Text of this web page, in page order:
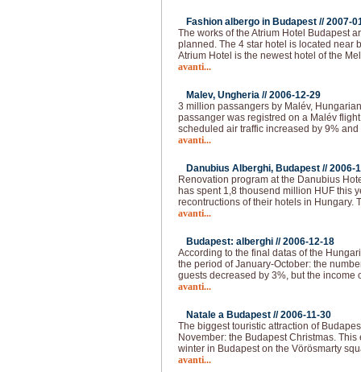
Fashion albergo in Budapest //2007-
The works of the Atrium Hotel Budapest
planned. The 4 star hotel is located near
Atrium Hotel is the newest hotel of the
avanti...
Malev, Ungheria //2006-12-29
3 million passangers by Malév,
passanger was registred on a Malév
scheduled air traffic increased by 9%
avanti...
Danubius Alberghi, Budapest //2006-
Renovation program at the Danubius
has spent 1,8 thousend million HUF this
recontructions of their hotels in Hungary.
avanti...
Budapest: alberghi //2006-12-18
According to the final datas of the
the period of January-October: the
guests decreased by 3%, but the income
avanti...
Natale a Budapest //2006-11-30
The biggest touristic attraction of
November: the Budapest Christmas.
winter in Budapest on the Vörösmarty
avanti...